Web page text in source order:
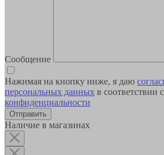
Сообщение
Нажимая на кнопку ниже, я даю
персональных данных в соответствии с
конфиденциальности
Наличие в магазинах